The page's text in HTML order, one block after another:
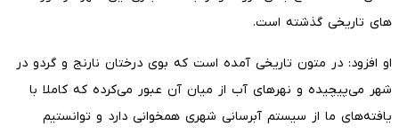
های تاریخی گذشته است.
او افزود: در متون تاریخی آمده است که بوی درختان نارنج و گردو در
شهر می‌پیچیده و نهرهای آب از میان آن عبور می‌کرده که کاملا با
یافته‌های ما از سیستم آبرسانی شهری همخوانی دارد و توانستیم